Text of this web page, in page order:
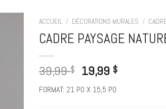
ACCUEIL / DÉCORATIONS MURALES /
CADRE PAYSAGE
39,99$ 19,99$
FORMAT: 21 PO X 15,5 PO